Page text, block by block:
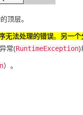
顶层。
无法处理的错误。 另一个
常(RuntimeException)
）。